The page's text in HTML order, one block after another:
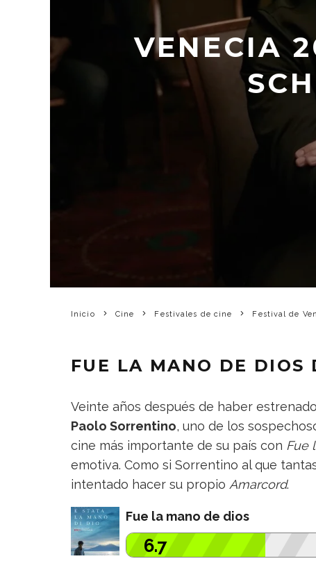
VENECIA
Inicio Cine Festivales de cine Festival de
FUE LA MANO DE DIOS
Veinte años después de haber
Paolo Sorrentino, uno de los
cine más importante de su país con Fue
emotiva. Como si Sorrentino al que
intentado hacer su propio Amarcord.
Fue la mano de dios
6.7